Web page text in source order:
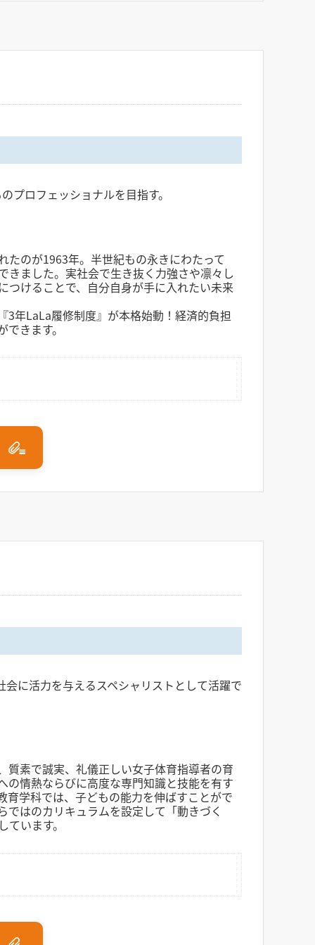
プロフェッショナルを目指す。
たのが1963年。半世紀もの永きにわたって
きました。実社会で生き抜く力強さや凛々し
つけることで、自分自身が手に入れたい未来
年LaLa履修制度』が本格始動！経済的負担
きます。
に活力を与えるスペシャリストとして活躍で
質素で誠実、礼儀正しい女子体育指導者の育
の情熱ならびに高度な専門知識と技能を有す
学科では、子どもの能力を伸ばすことがで
はのカリキュラムを設定して「動きづく
います。